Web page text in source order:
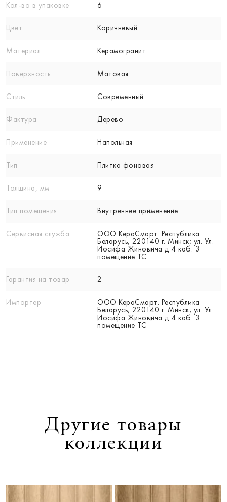
Кол-вo в упаковке 6
Цвет Коричневый
Материал Керамогранит
Поверхность Матовая
Стиль Современный
Фактура Дерево
Применение Напольная
Тип Плитка фоновая
Толщина, мм 9
Тип помещения Внутреннее применение
Сервисная служба
ООО КераСмарт. Республика
Беларусь, 220140 г. Минск; ул. Ул.
Иосифа Жиновича д 4 каб. 3
помещение ТС
Гарантия на товар 2
Импортер
ООО КераСмарт. Республика
Беларусь, 220140 г. Минск; ул. Ул.
Иосифа Жиновича д 4 каб. 3
помещение ТС
Другие товары
коллекции